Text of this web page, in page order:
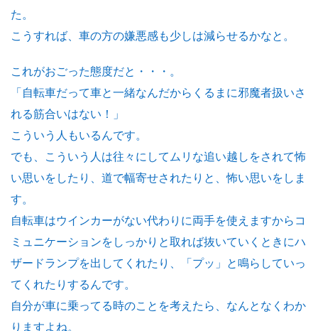
た。
こうすれば、車の方の嫌悪感も少しは減らせるかなと。
これがおごった態度だと・・・。
「自転車だって車と一緒なんだからくるまに邪魔者扱いさ
れる筋合いはない！」
こういう人もいるんです。
でも、こういう人は往々にしてムリな追い越しをされて怖
い思いをしたり、道で幅寄せされたりと、怖い思いをしま
す。
自転車はウインカーがない代わりに両手を使えますからコ
ミュニケーションをしっかりと取れば抜いていくときにハ
ザードランプを出してくれたり、「プッ」と鳴らしていっ
てくれたりするんです。
自分が車に乗ってる時のことを考えたら、なんとなくわか
りますよね。